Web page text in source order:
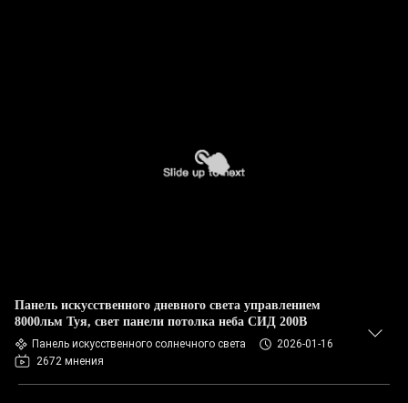
Панель искусственного дневного света управлением
8000льм Туя, свет панели потолка неба СИД 200В
Панель искусственного солнечного света
2026-01-16
2672 мнения